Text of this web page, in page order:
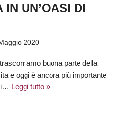
IN UN’OASI DI
2020
buona parte della
e oggi è ancora più importante
Leggi tutto »